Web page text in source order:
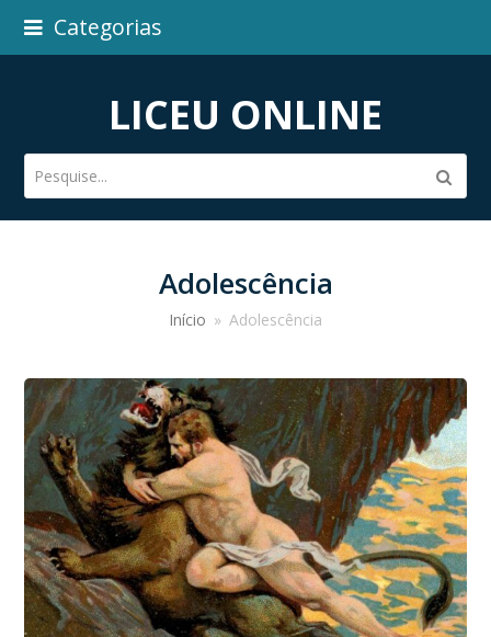
Categorias
LICEU ONLINE
Pesquise...
Adolescência
Início » Adolescência